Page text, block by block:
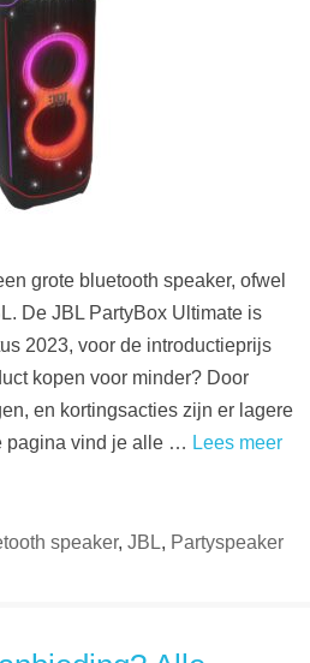
grote bluetooth speaker, ofwel
De JBL PartyBox Ultimate is
2023, voor de introductieprijs
kopen voor minder? Door
en kortingsacties zijn er lagere
pagina vind je alle … Lees meer
speaker,JBL, Partyspeaker